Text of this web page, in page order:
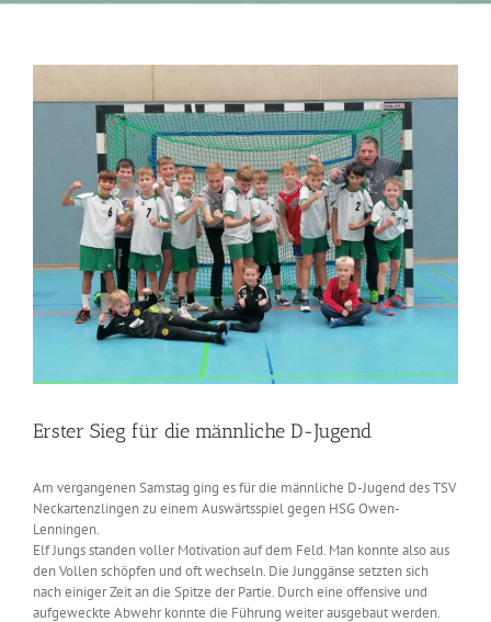
Erster Sieg für die männliche D-Jugend
Am vergangenen Samstag ging es für die männliche D-Jugend des TSV
Neckartenzlingen zu einem Auswärtsspiel gegen HSG Owen-
Lenningen.
Elf Jungs standen voller Motivation auf dem Feld. Man konnte also aus
den Vollen schöpfen und oft wechseln. Die Junggänse setzten sich
nach einiger Zeit an die Spitze der Partie. Durch eine offensive und
aufgeweckte Abwehr konnte die Führung weiter ausgebaut werden.